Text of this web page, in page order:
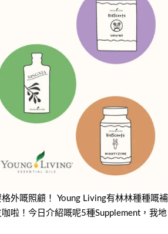
外嘅照顧！ Young Living有林林種種嘅補
啦！今日介紹嘅呢5種Supplement，我地